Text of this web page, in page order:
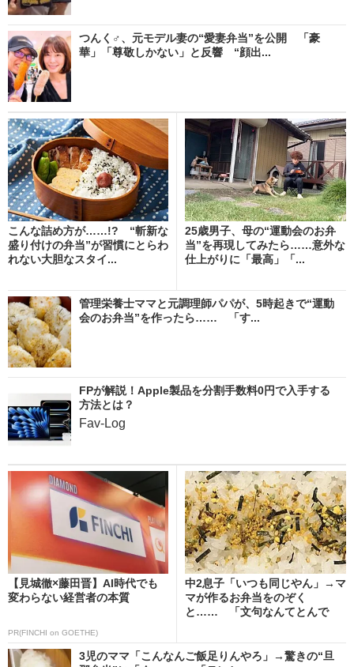
つんく♂、元モデル妻の“愛妻弁当”を公開 「豪
華」「尊敬しかない」と反響 “顔出...
こんな詰め方が……!? “斬新な
盛り付けの弁当”が習慣にとらわ
れない大胆なスタイ...
25歳男子、母の“運動会のお弁
当”を再現してみたら……意外な
仕上がりに「最高」「...
管理栄養士ママと元調理師パパが、5時起きで“運動
会のお弁当”を作ったら…… 「す...
FPが解説！Apple製品を分割手数料0円で入手する
方法とは？
Fav-Log
【見城徹×藤田晋】AI時代でも
変わらない経営者の本質
PR(FINCHI on GOETHE)
中2息子「いつも同じやん」→マ
マが作るお弁当をのぞく
と…… 「文句なんてとんで
3児のママ「こんなんご飯足りんやろ」→驚きの“旦